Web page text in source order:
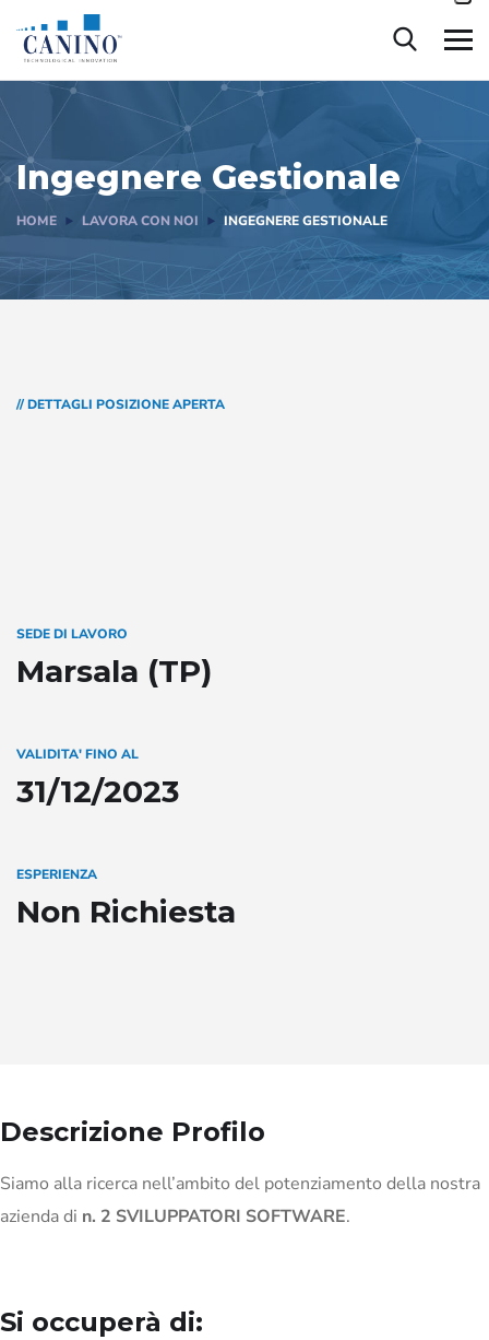
contenuto
Ingegnere Gestionale
HOME LAVORA CON NOI INGEGNERE GESTIONALE
// DETTAGLI POSIZIONE APERTA
SEDE DI LAVORO
Marsala (TP)
VALIDITA' FINO AL
31/12/2023
ESPERIENZA
Non Richiesta
Descrizione Profilo
Siamo alla ricerca nell’ambito del potenziamento della nostra
azienda di n. 2 SVILUPPATORI SOFTWARE.
Si occuperà di: